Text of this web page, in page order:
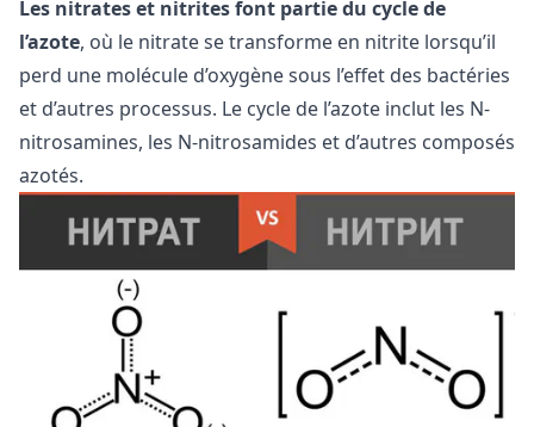
Les nitrates et nitrites font partie du cycle de
l’azote, où le nitrate se transforme en nitrite lorsqu’il
perd une molécule d’oxygène sous l’effet des bactéries
et d’autres processus. Le cycle de l’azote inclut les N-
nitrosamines, les N-nitrosamides et d’autres composés
azotés.